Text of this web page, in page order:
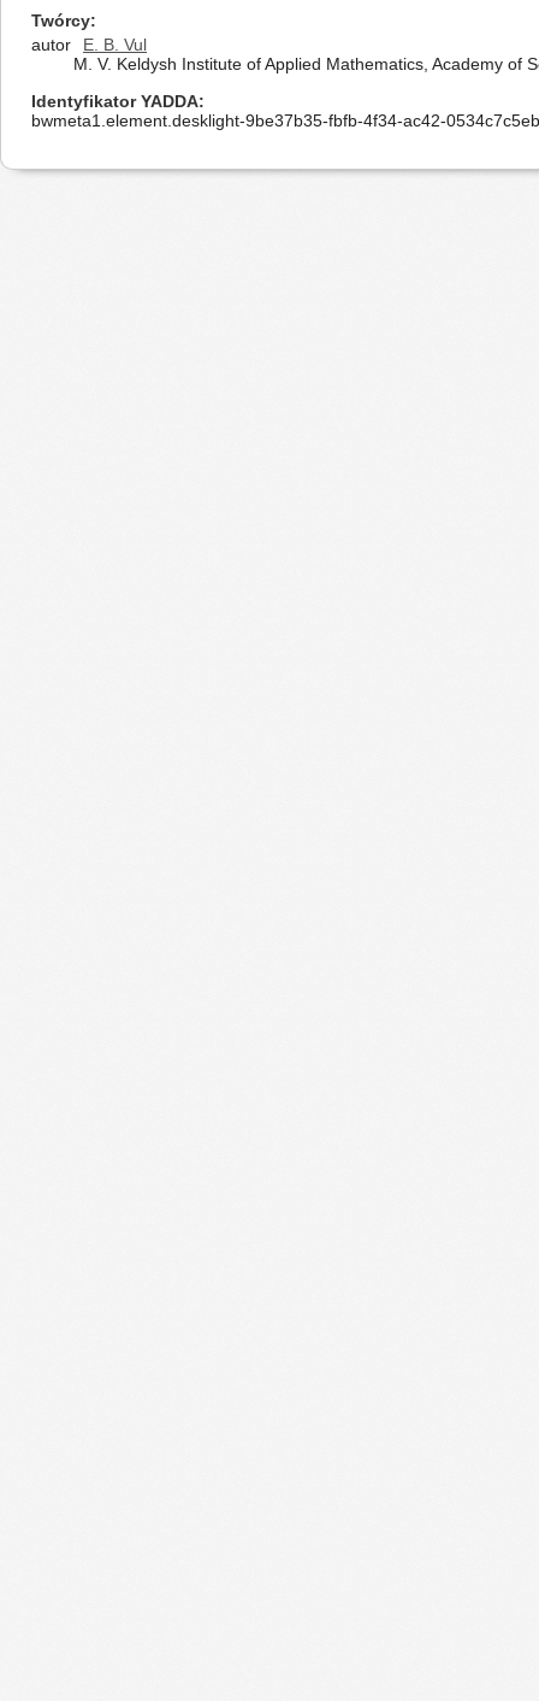
Twórcy
autor
E. B. Vul
M. V. Keldysh Institute of Applied Mathematics, Academy of
Identyfikator YADDA
bwmeta1.element.desklight-9be37b35-fbfb-4f34-ac42-